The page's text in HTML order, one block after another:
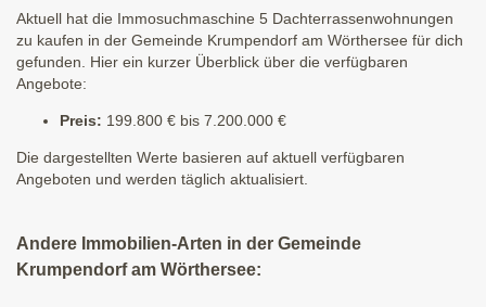
Aktuell hat die Immosuchmaschine 5 Dachterrassenwohnungen
zu kaufen in der Gemeinde Krumpendorf am Wörthersee für dich
gefunden. Hier ein kurzer Überblick über die verfügbaren
Angebote:
Preis: 199.800 € bis 7.200.000 €
Die dargestellten Werte basieren auf aktuell verfügbaren
Angeboten und werden täglich aktualisiert.
Andere Immobilien-Arten in der Gemeinde
Krumpendorf am Wörthersee: